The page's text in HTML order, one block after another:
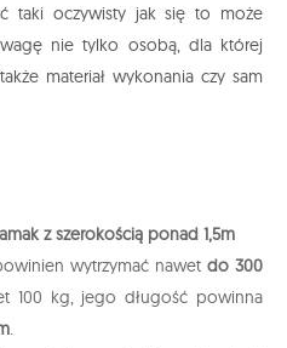
taki oczywisty jak się to może
nie tylko osobą, dla której
materiał wykonania czy sam
z szerokością ponad 1,5m
wytrzymać nawet do 300
100 kg, jego długość powinna
.